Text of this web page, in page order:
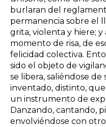
burlaran del
permanencia sobre el
grita, violenta y hiere;
momento de risa, de
felicidad colectiva.
sido el objeto de
se libera, saliéndose
inventado, distinto,
un instrumento de
Danzando, cantando,
envolviéndose con